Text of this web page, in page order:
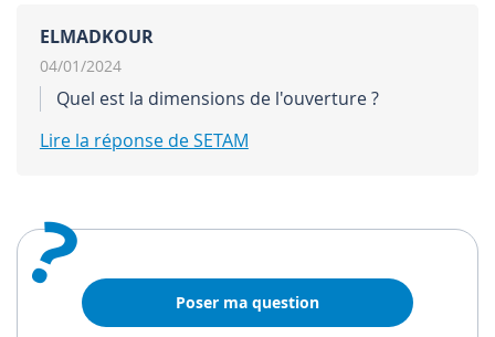
ELMADKOUR
04/01/2024
Quel est la dimensions de l'ouverture ?
Lire la réponse de SETAM
? Poser ma question